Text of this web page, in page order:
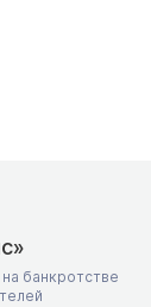
банкротстве